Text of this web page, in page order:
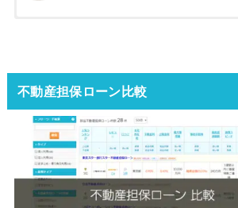
不動産担保ローン比較